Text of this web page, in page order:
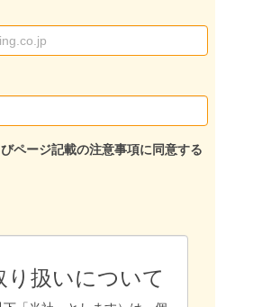
ページ記載の注意事項に同意する
り扱いについて